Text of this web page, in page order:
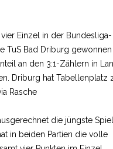
Einzel in der Bundesliga-
TuS Bad Driburg
an den 3:1-Zählern in
Driburg hat Tabellenplatz
Rasche
die jüngste
in beiden Partien die volle